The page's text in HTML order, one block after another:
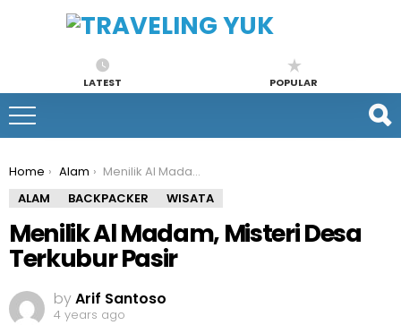
LATEST POPULAR
You are here:
Home Alam
Menilik Al Madam, Misteri Desa Terkubur Pasir
ALAM
BACKPACKER WISATA
Menilik Al Madam, Misteri Desa
Terkubur Pasir
byArif Santoso
4 years ago